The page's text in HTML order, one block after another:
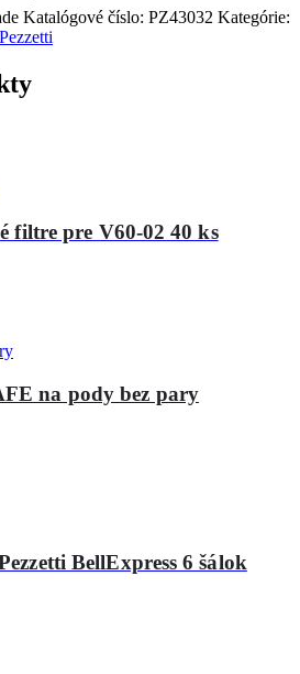
Katalógové číslo: PZ43032 Kategórie:
Pezzetti
filtre pre V60-02 40 ks
na pody bez pary
BellExpress 6 šálok